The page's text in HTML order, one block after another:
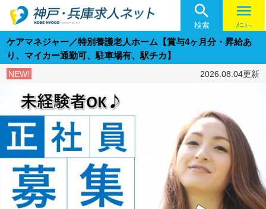

検索
menu
ﾒﾆｭｰ
ケアマネジャー／特別養護老人ホーム【賞与4ヶ月分・昇給あ
り、マイカー通勤可、駐車場有、駅チカ】
NEW! 2026.08.04更新